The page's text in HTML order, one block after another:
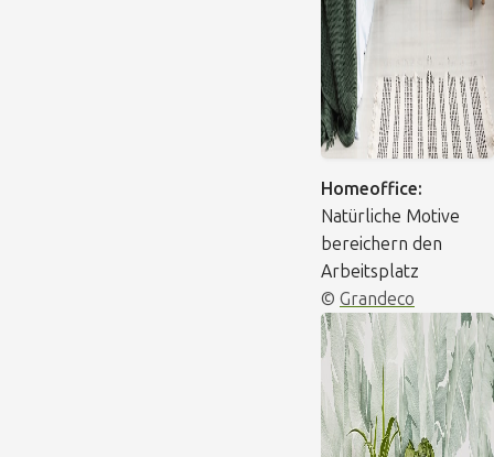
Homeoffice:
Natürliche Motive
bereichern den
Arbeitsplatz
© Grandeco